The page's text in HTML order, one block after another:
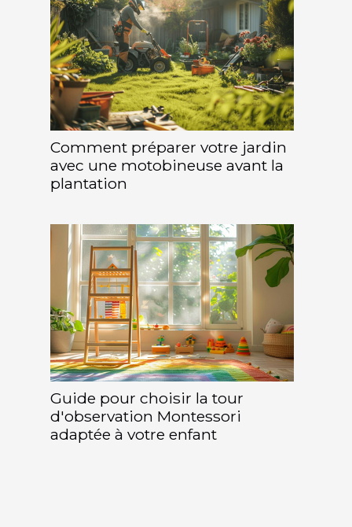
Comment préparer votre jardin
avec une motobineuse avant la
plantation
Guide pour choisir la tour
d'observation Montessori
adaptée à votre enfant